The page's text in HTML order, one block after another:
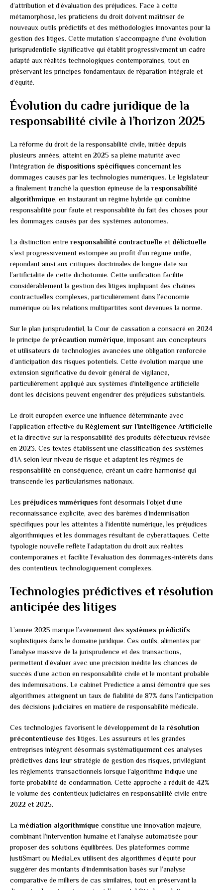
d’attribution et d’évaluation des préjudices. Face à cette
métamorphose, les praticiens du droit doivent maîtriser de
nouveaux outils prédictifs et des méthodologies innovantes pour la
gestion des litiges. Cette mutation s’accompagne d’une évolution
jurisprudentielle significative qui établit progressivement un cadre
adapté aux réalités technologiques contemporaines, tout en
préservant les principes fondamentaux de réparation intégrale et
d’équité.
Évolution du cadre juridique de la
responsabilité civile à l’horizon 2025
La réforme du droit de la responsabilité civile, initiée depuis
plusieurs années, atteint en 2025 sa pleine maturité avec
l’intégration de dispositions spécifiques concernant les
dommages causés par les technologies numériques. Le législateur
a finalement tranché la question épineuse de la responsabilité
algorithmique, en instaurant un régime hybride qui combine
responsabilité pour faute et responsabilité du fait des choses pour
les dommages causés par des systèmes autonomes.
La distinction entre responsabilité contractuelle et délictuelle
s’est progressivement estompée au profit d’un régime unifié,
répondant ainsi aux critiques doctrinales de longue date sur
l’artificialité de cette dichotomie. Cette unification facilite
considérablement la gestion des litiges impliquant des chaînes
contractuelles complexes, particulièrement dans l’économie
numérique où les relations multipartites sont devenues la norme.
Sur le plan jurisprudentiel, la Cour de cassation a consacré en 2024
le principe de précaution numérique, imposant aux concepteurs
et utilisateurs de technologies avancées une obligation renforcée
d’anticipation des risques potentiels. Cette évolution marque une
extension significative du devoir général de vigilance,
particulièrement appliqué aux systèmes d’intelligence artificielle
dont les décisions peuvent engendrer des préjudices substantiels.
Le droit européen exerce une influence déterminante avec
l’application effective duRèglement sur l’Intelligence Artificielle
et la directive sur la responsabilité des produits défectueux révisée
en 2023. Ces textes établissent une classification des systèmes
d’IA selon leur niveau de risque et adaptent les régimes de
responsabilité en conséquence, créant un cadre harmonisé qui
transcende les particularismes nationaux.
Les préjudices numériques font désormais l’objet d’une
reconnaissance explicite, avec des barèmes d’indemnisation
spécifiques pour les atteintes à l’identité numérique, les préjudices
algorithmiques et les dommages résultant de cyberattaques. Cette
typologie nouvelle reflète l’adaptation du droit aux réalités
contemporaines et facilite l’évaluation des dommages-intérêts dans
des contentieux technologiquement complexes.
Technologies prédictives et résolution
anticipée des litiges
L’année 2025 marque l’avènement des systèmes prédictifs
sophistiqués dans le domaine juridique. Ces outils, alimentés par
l’analyse massive de la jurisprudence et des transactions,
permettent d’évaluer avec une précision inédite les chances de
succès d’une action en responsabilité civile et le montant probable
des indemnisations. Le cabinet Predictice a ainsi démontré que ses
algorithmes atteignent un taux de fiabilité de 87% dans l’anticipation
des décisions judiciaires en matière de responsabilité médicale.
Ces technologies favorisent le développement de la résolution
précontentieuse des litiges. Les assureurs et les grandes
entreprises intègrent désormais systématiquement ces analyses
prédictives dans leur stratégie de gestion des risques, privilégiant
les règlements transactionnels lorsque l’algorithme indique une
forte probabilité de condamnation. Cette approche a réduit de 42%
le volume des contentieux judiciaires en responsabilité civile entre
2022 et 2025.
La médiation algorithmique constitue une innovation majeure,
combinant l’intervention humaine et l’analyse automatisée pour
proposer des solutions équilibrées. Des plateformes comme
JustiSmart ou MediaLex utilisent des algorithmes d’équité pour
suggérer des montants d’indemnisation basés sur l’analyse
comparative de milliers de cas similaires, tout en préservant la